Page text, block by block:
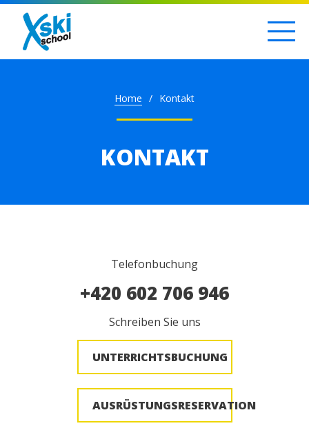
Home Kontakt
KONTAKT
Telefonbuchung
+420 602 706 946
Schreiben Sie uns
UNTERRICHTSBUCHUNG
AUSRÜSTUNGSRESERVATION